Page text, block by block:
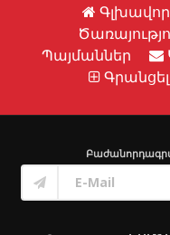
Գլխավոր
Պայմաններ